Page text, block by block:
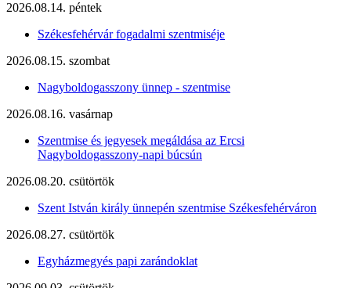
2026.08.14. péntek
Székesfehérvár fogadalmi szentmiséje
2026.08.15. szombat
Nagyboldogasszony ünnep - szentmise
2026.08.16. vasárnap
Szentmise és jegyesek megáldása az Ercsi
Nagyboldogasszony-napi búcsún
2026.08.20. csütörtök
Szent István király ünnepén szentmise Székesfehérváron
2026.08.27. csütörtök
Egyházmegyés papi zarándoklat